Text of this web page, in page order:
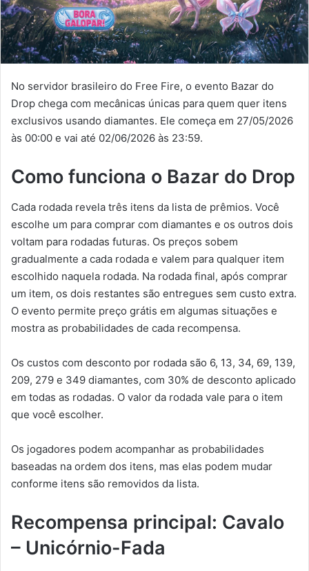
No servidor brasileiro do Free Fire, o evento Bazar do
Drop chega com mecânicas únicas para quem quer itens
exclusivos usando diamantes. Ele começa em 27/05/2026
às 00:00 e vai até 02/06/2026 às 23:59.
Como funciona o Bazar do Drop
Cada rodada revela três itens da lista de prêmios. Você
escolhe um para comprar com diamantes e os outros dois
voltam para rodadas futuras. Os preços sobem
gradualmente a cada rodada e valem para qualquer item
escolhido naquela rodada. Na rodada final, após comprar
um item, os dois restantes são entregues sem custo extra.
O evento permite preço grátis em algumas situações e
mostra as probabilidades de cada recompensa.
Os custos com desconto por rodada são 6, 13, 34, 69, 139,
209, 279 e 349 diamantes, com 30% de desconto aplicado
em todas as rodadas. O valor da rodada vale para o item
que você escolher.
Os jogadores podem acompanhar as probabilidades
baseadas na ordem dos itens, mas elas podem mudar
conforme itens são removidos da lista.
Recompensa principal: Cavalo
– Unicórnio-Fada